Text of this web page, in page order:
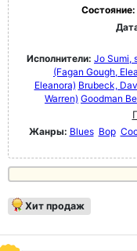
Состояние:
Исполнители: Jo Sumi,
(Fagan Gough,
Eleanora) Brubeck,
Warren) Goodman
Жанры: Blues Bop
Хит продаж